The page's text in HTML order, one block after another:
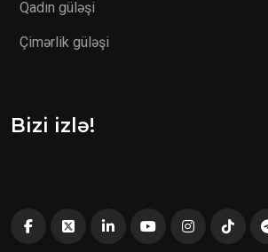
Qadın güləşi
Çimərlik güləşi
Bizi izlə!